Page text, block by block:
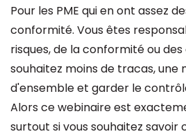
Pour les PME qui en ont assez
conformité. Vous êtes
risques, de la conformité ou
souhaitez moins de tracas, une
d'ensemble et garder le
Alors ce webinaire est
surtout si vous souhaitez savoir